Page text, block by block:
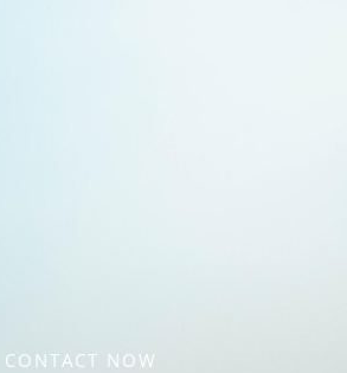
CONTACT NOW